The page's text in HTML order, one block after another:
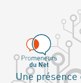
principal
Une